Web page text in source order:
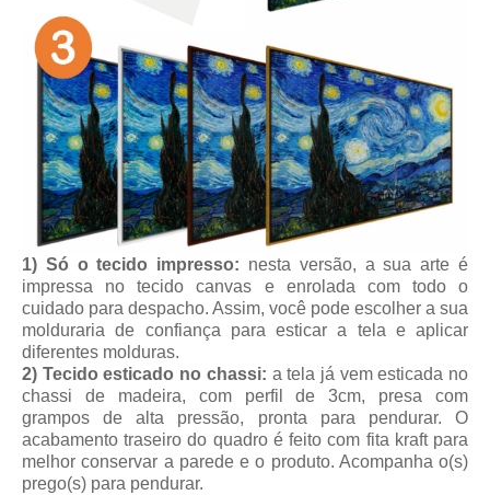
1) Só o tecido impresso: nesta versão, a sua arte é
impressa no tecido canvas e enrolada com todo o
cuidado para despacho. Assim, você pode escolher a sua
molduraria de confiança para esticar a tela e aplicar
diferentes molduras.
2) Tecido esticado no chassi: a tela já vem esticada no
chassi de madeira, com perfil de 3cm, presa com
grampos de alta pressão, pronta para pendurar. O
acabamento traseiro do quadro é feito com fita kraft para
melhor conservar a parede e o produto. Acompanha o(s)
prego(s) para pendurar.